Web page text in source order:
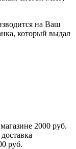
на Ваш
который выдал
2000 руб.
руб.